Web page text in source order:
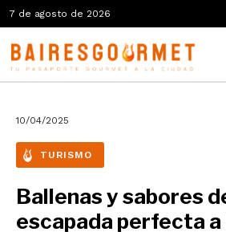
7 de agosto de 2026
10/04/2025
TURISMO
Ballenas y sabores
escapada perfecta